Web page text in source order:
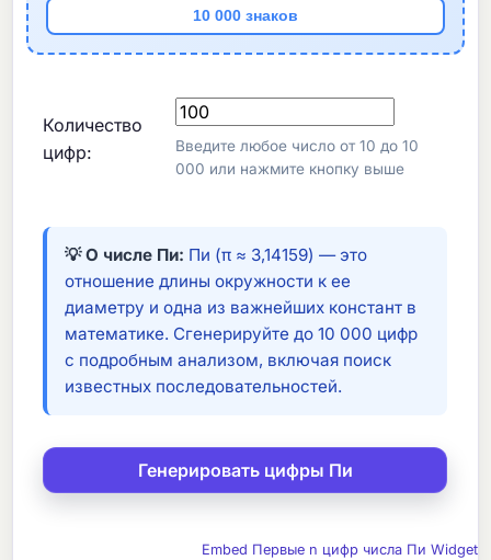
10 000 знаков
Количество
цифр:
Введите любое число от 10 до 10
000 или нажмите кнопку выше
💡 О числе Пи: Пи (π ≈ 3,14159) — это
отношение длины окружности к ее
диаметру и одна из важнейших констант в
математике. Сгенерируйте до 10 000 цифр
с подробным анализом, включая поиск
известных последовательностей.
Embed Первые n цифр числа Пи Widget